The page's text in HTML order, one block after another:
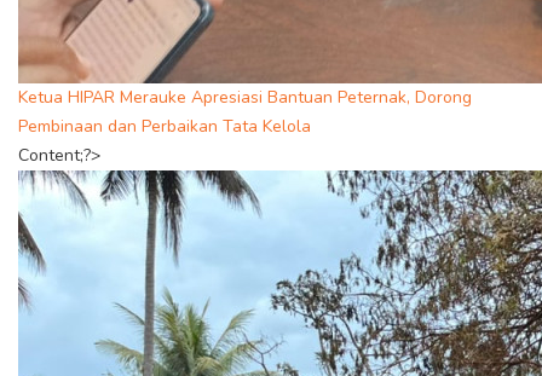
Ketua HIPAR Merauke Apresiasi Bantuan Peternak, Dorong
Pembinaan dan Perbaikan Tata Kelola
Content;?>